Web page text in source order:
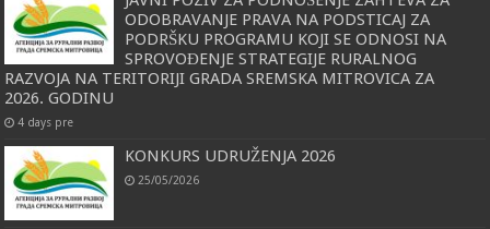
ODOBRAVANJE PRAVA NA PODSTICAJ ZA
PODRŠKU PROGRAMU KOJI SE ODNOSI NA
SPROVOĐENJE STRATEGIJE RURALNOG
RAZVOJA NA TERITORIJI GRADA SREMSKA MITROVICA ZA
2026. GODINU
4 days pre
KONKURS UDRUŽENJA 2026
25/05/2026